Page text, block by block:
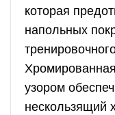
которая
напольных
узором
нескользящий